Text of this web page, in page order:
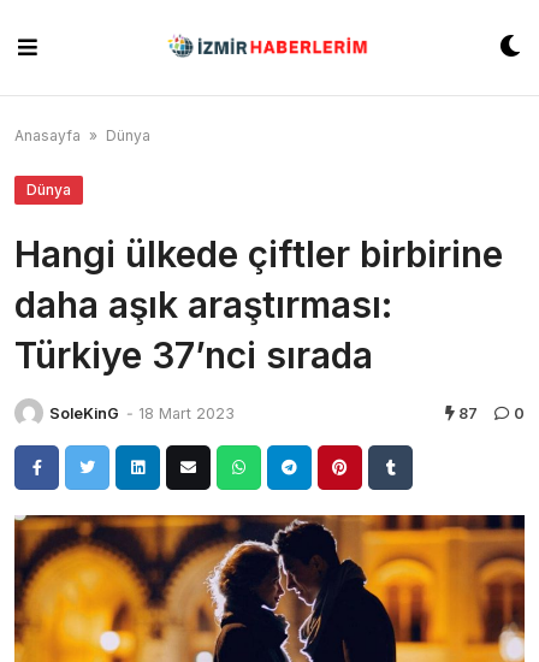
content
Anasayfa » Dünya
Dünya
Hangi ülkede çiftler birbirine
daha aşık araştırması:
Türkiye 37’nci sırada
SoleKinG - 18 Mart 2023 87 0